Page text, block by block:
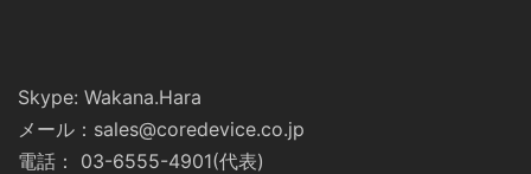
Skype: Wakana.Hara
メール：sales@coredevice.co.jp
電話： 03-6555-4901(代表)